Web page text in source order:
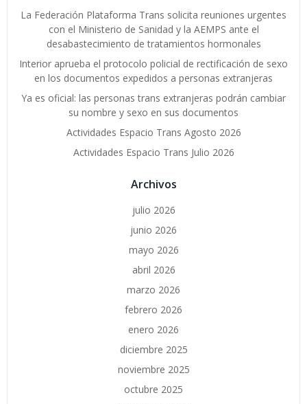
La Federación Plataforma Trans solicita reuniones urgentes
con el Ministerio de Sanidad y la AEMPS ante el
desabastecimiento de tratamientos hormonales
Interior aprueba el protocolo policial de rectificación de sexo
en los documentos expedidos a personas extranjeras
Ya es oficial: las personas trans extranjeras podrán cambiar
su nombre y sexo en sus documentos
Actividades Espacio Trans Agosto 2026
Actividades Espacio Trans Julio 2026
Archivos
julio 2026
junio 2026
mayo 2026
abril 2026
marzo 2026
febrero 2026
enero 2026
diciembre 2025
noviembre 2025
octubre 2025